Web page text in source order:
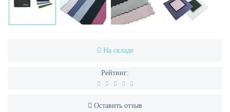
На складе
Рейтинг:
Оставить отзыв